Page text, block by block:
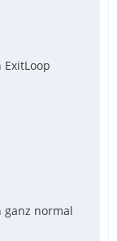
ExitLoop
ganz normal